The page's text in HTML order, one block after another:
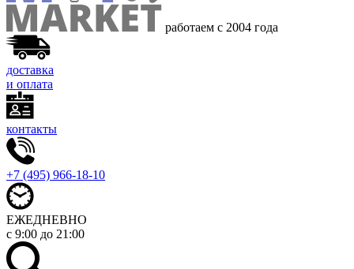
работаем с 2004 года
доставка
и оплата
контакты
+7 (495) 966-18-10
ЕЖЕДНЕВНО
с 9:00 до 21:00